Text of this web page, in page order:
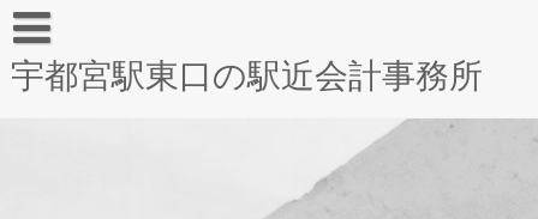
宇都宮駅東口の駅近会計事務所